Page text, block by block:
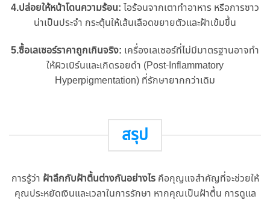
4.ปล่อยให้หน้าโดนความร้อน: ไอร้อนจากเตาทำอาหาร หรือการซาว
น่าเป็นประจำ กระตุ้นให้เส้นเลือดขยายตัวและฝ้าเข้มขึ้น
5.ซื้อเลเซอร์ราคาถูกเกินจริง: เครื่องเลเซอร์ที่ไม่มีมาตรฐานอาจทำ
ให้ผิวเบิร์นและเกิดรอยดำ (Post-Inflammatory
Hyperpigmentation) ที่รักษายากกว่าเดิม
สรุป
การรู้ว่า ฝ้าลึกกับฝ้าตื้นต่างกันอย่างไรคือกุญแจสำคัญที่จะช่วยให้
คุณประหยัดเงินและเวลาในการรักษา หากคุณเป็นฝ้าตื้น การดูแล